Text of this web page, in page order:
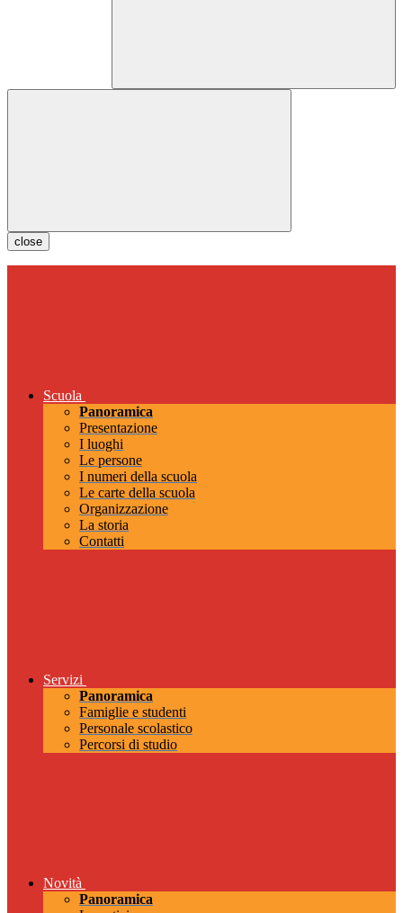
close
Scuola
Panoramica
Presentazione
I luoghi
Le persone
I numeri della scuola
Le carte della scuola
Organizzazione
La storia
Contatti
Servizi
Panoramica
Famiglie e studenti
Personale scolastico
Percorsi di studio
Novità
Panoramica